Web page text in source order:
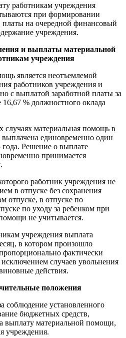
работникам учреждения
при формировании
платы на очередной финансовый
учреждения.
и выплаты материальной
амучреждения
является неотъемлемой
работников учреждения и
с выплатой заработной платы за
16,67 % должностного оклада
материальная помощь в
единовременно один
года. Решение о выплате
принимается
работник учреждения не
в отпуске без сохранения
отпуске, в отпуске по
по уходу за ребенком при
не учитывается.
учреждения выплата
в котором произошло
фактически
случаев увольнения
действия.
положения
соблюдение установленного
бюджетных средств,
выплату материальной помощи,
учреждения.